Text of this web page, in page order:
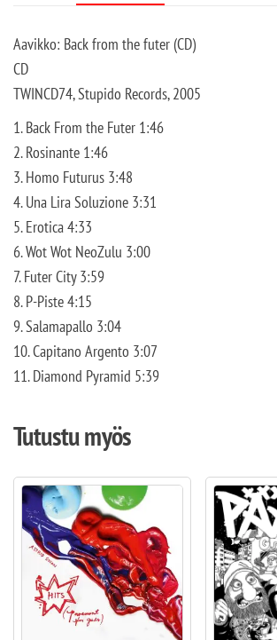
Aavikko: Back from the futer (CD)
CD
TWINCD74, Stupido Records, 2005
1. Back From the Futer 1:46
2. Rosinante 1:46
3. Homo Futurus 3:48
4. Una Lira Soluzione 3:31
5. Erotica4:33
6. Wot Wot NeoZulu 3:00
7. Futer City3:59
8. P-Piste4:15
9. Salamapallo 3:04
10. Capitano Argento 3:07
11. Diamond Pyramid 5:39
Tutustu myös